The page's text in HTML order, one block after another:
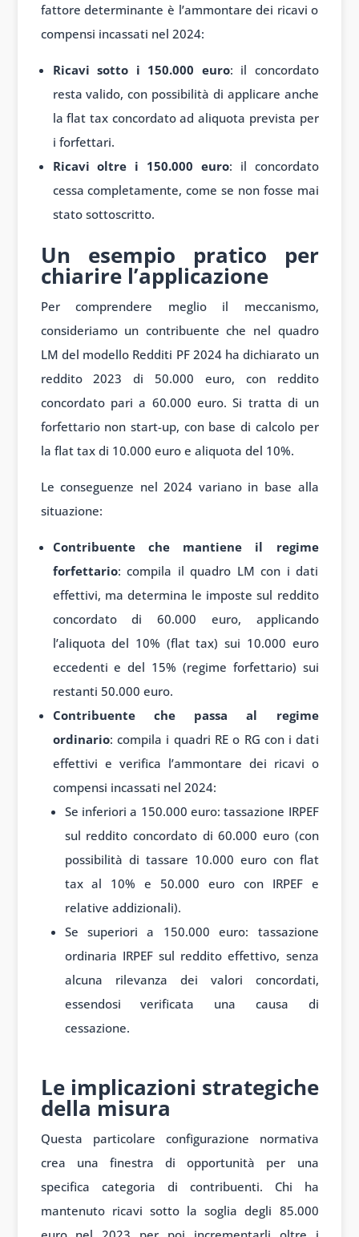
fattore determinante è l’ammontare dei ricavi o
compensi incassati nel 2024:
Ricavi sotto i 150.000 euro: il concordato
resta valido, con possibilità di applicare anche
la flat tax concordato ad aliquota prevista per
i forfettari.
Ricavi oltre i 150.000 euro: il concordato
cessa completamente, come se non fosse mai
stato sottoscritto.
Un esempio pratico per
chiarire l’applicazione
Per comprendere meglio il meccanismo,
consideriamo un contribuente che nel quadro
LM del modello Redditi PF 2024 ha dichiarato un
reddito 2023 di 50.000 euro, con reddito
concordato pari a 60.000 euro. Si tratta di un
forfettario non start-up, con base di calcolo per
la flat tax di 10.000 euro e aliquota del 10%.
Le conseguenze nel 2024 variano in base alla
situazione:
Contribuente che mantiene il regime
forfettario: compila il quadro LM con i dati
effettivi, ma determina le imposte sul reddito
concordato di 60.000 euro, applicando
l’aliquota del 10% (flat tax) sui 10.000 euro
eccedenti e del 15% (regime forfettario) sui
restanti 50.000 euro.
Contribuente che passa al regime
ordinario: compila i quadri RE o RG con i dati
effettivi e verifica l’ammontare dei ricavi o
compensi incassati nel 2024:
Se inferiori a 150.000 euro: tassazione IRPEF
sul reddito concordato di 60.000 euro (con
possibilità di tassare 10.000 euro con flat
tax al 10% e 50.000 euro con IRPEF e
relative addizionali).
Se superiori a 150.000 euro: tassazione
ordinaria IRPEF sul reddito effettivo, senza
alcuna rilevanza dei valori concordati,
essendosi verificata una causa di
cessazione.
Le implicazioni strategiche
della misura
Questa particolare configurazione normativa
crea una finestra di opportunità per una
specifica categoria di contribuenti. Chi ha
mantenuto ricavi sotto la soglia degli 85.000